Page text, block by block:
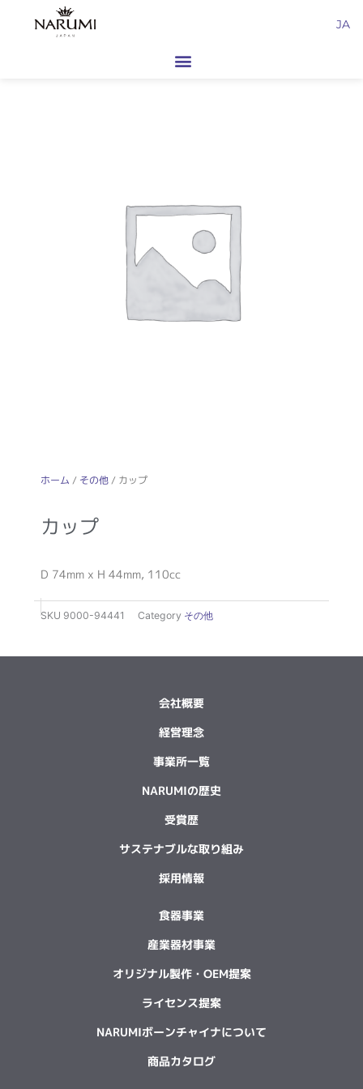
JA
ホーム / その他/ カップ
カップ
D 74mm x H 44mm, 110cc
SKU 9000-94441 Category その他
会社概要
経営理念
事業所一覧
NARUMIの歴史
受賞歴
サステナブルな取り組み
採用情報
食器事業
産業器材事業
オリジナル製作・OEM提案
ライセンス提案
NARUMIボーンチャイナについて
商品カタログ